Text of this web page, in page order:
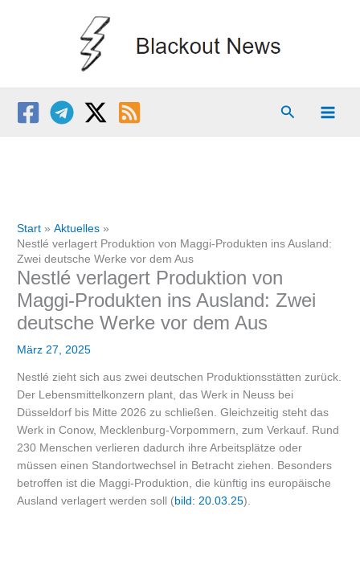
Suchen
Start
Aktuelles
Nestlé verlagert Produktion von Maggi-Produkten ins Ausland:
Zwei deutsche Werke vor dem Aus
Nestlé verlagert Produktion von
Maggi-Produkten ins Ausland: Zwei
deutsche Werke vor dem Aus
März 27, 2025
Nestlé zieht sich aus zwei deutschen Produktionsstätten zurück.
Der Lebensmittelkonzern plant, das Werk in Neuss bei
Düsseldorf bis Mitte 2026 zu schließen. Gleichzeitig steht das
Werk in Conow, Mecklenburg-Vorpommern, zum Verkauf. Rund
230 Menschen verlieren dadurch ihre Arbeitsplätze oder
müssen einen Standortwechsel in Betracht ziehen. Besonders
betroffen ist die Maggi-Produktion, die künftig ins europäische
Ausland verlagert werden soll (bild: 20.03.25).